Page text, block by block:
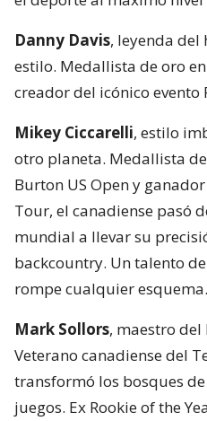
Danny Davis, leyenda
estilo. Medallista de oro
creador del icónico evento
Mikey Ciccarelli, estilo
otro planeta. Medallista
Burton US Open y
Tour, el canadiense pasó
mundial a llevar su
backcountry. Un talento
rompe cualquier esquema.
Mark Sollors, maestro
Veterano canadiense del
transformó los bosques
juegos. Ex Rookie of the